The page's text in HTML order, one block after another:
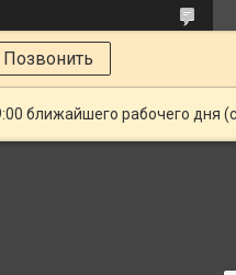
Позвонить
ближайшего рабочего дня